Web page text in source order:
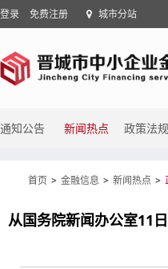
登录 免费注册 城市分站
通知公告 新闻热点 政策法规
首页 > 金融信息 > 新闻热点 >